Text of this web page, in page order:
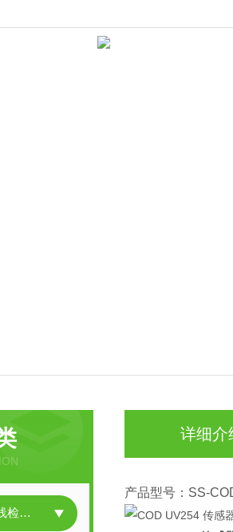
有机物营养盐在线检测产品
详细介
产品型号：SS-